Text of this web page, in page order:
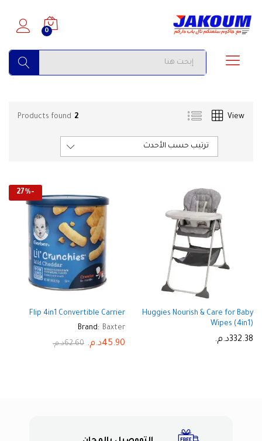
0
2
Products found View
ترتيب حسب الأحدث
Huggies Nourish & Care for Baby
Wipes (4in1)
332.38د.م.
-
27%
Flip 4in1 Convertible Carrier
Brand: Baxter
45.90د.م. 62.60د.م.